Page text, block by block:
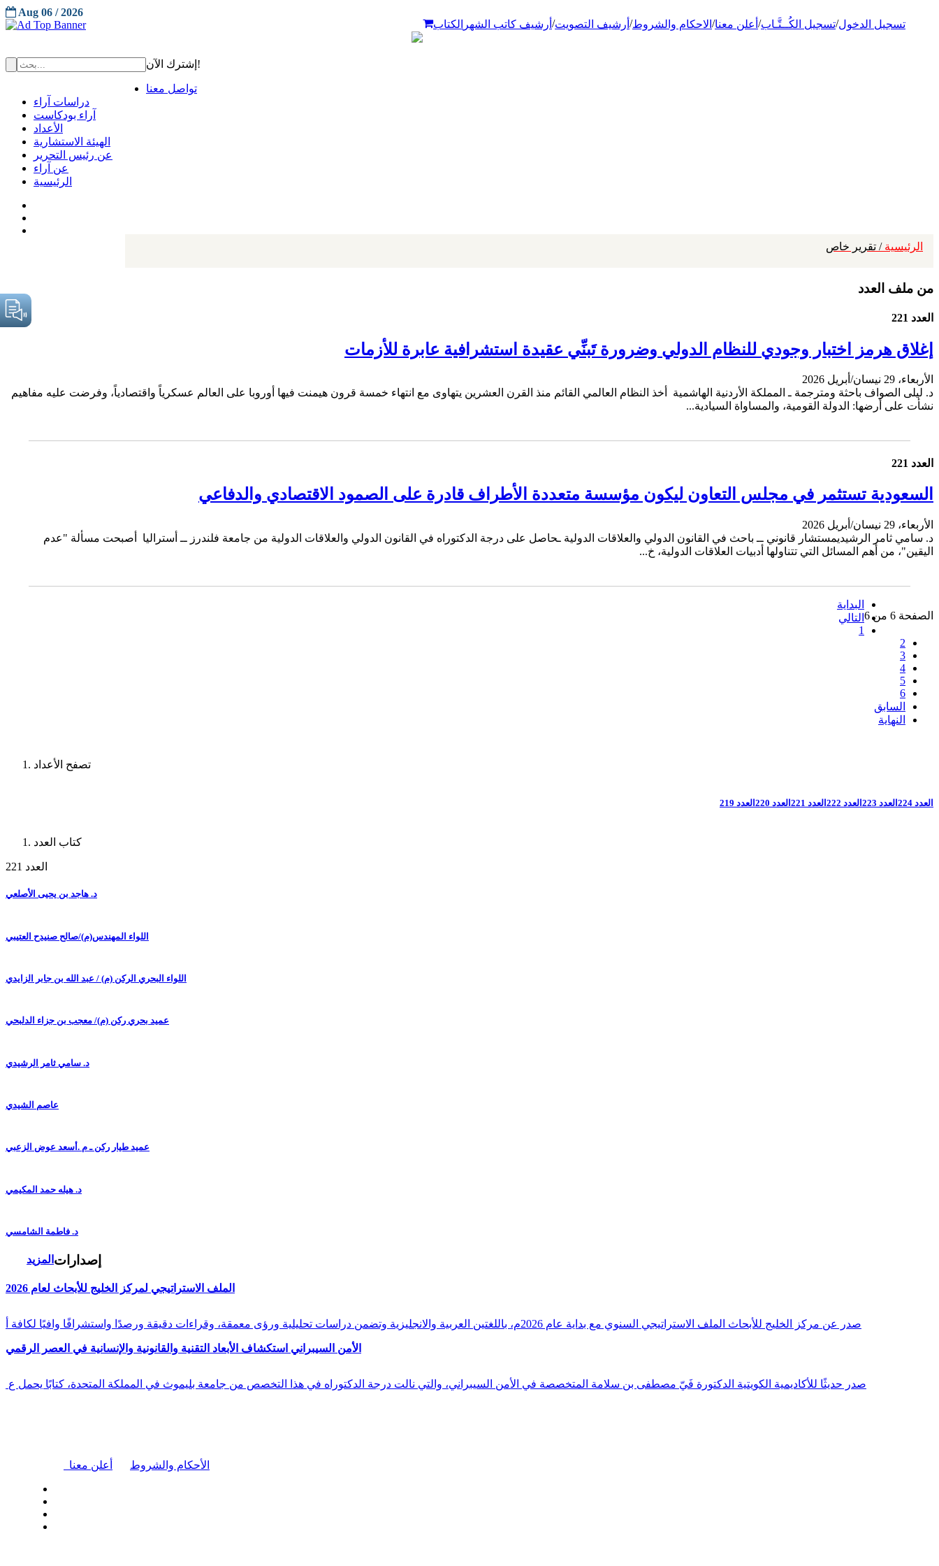
تسجيل الدخول/تسجيل الكُــتَّـاب/ أعلن معنا/ الاحكام والشروط/ أرشيف التصويت/ أرشيف كاتب الشهر الكتاب
Aug 06 / 2026
إشترك الآن!
تواصل معنا
دراسات آراء
آراء بودكاست
الأعداد
الهيئة الاستشارية
عن رئيس التحرير
عن آراء
الرئيسية
الرئيسية / تقرير خاص
من ملف العدد
العدد 221
إغلاق هرمز اختبار وجودي للنظام الدولي وضرورة تَبنِّي عقيدة استشرافية عابرة للأزمات
الأربعاء، 29 نيسان/أبريل 2026
د. ليلى الصواف باحثة ومترجمة ـ المملكة الأردنية الهاشمية أخذ النظام العالمي القائم منذ القرن العشرين يتهاوى مع انتهاء خمسة قرون هيمنت فيها أوروبا على العالم عسكرياً واقتصادياً، وفرضت عليه مفاهيم
نشأت على أرضها: الدولة القومية، والمساواة السيادية...
العدد 221
السعودية تستثمر في مجلس التعاون ليكون مؤسسة متعددة الأطراف قادرة على الصمود الاقتصادي والدفاعي
الأربعاء، 29 نيسان/أبريل 2026
د. سامي ثامر الرشيديمستشار قانوني ــ باحث في القانون الدولي والعلاقات الدولية ـحاصل على درجة الدكتوراه في القانون الدولي والعلاقات الدولية من جامعة فلندرز ــ أستراليا أصبحت مسألة "عدم
اليقين"، من أهم المسائل التي تتناولها أدبيات العلاقات الدولية، خ...
الصفحة 6 من 6
البداية
التالي
1
2
3
4
5
6
السابق
النهاية
تصفح الأعداد
العدد 224 العدد 223 العدد 222 العدد 221 العدد 220 العدد 219
كتاب العدد
العدد 221
د. هاجد بن يحيى الأصلعي
اللواء المهندس(م)/صالح صنيدح العتيبي
اللواء البحري الركن (م) / عبد الله بن جابر الزايدي
عميد بحري ركن (م)/ معجب بن جزاء الدلبحي
د. سامي ثامر الرشيدي
عاصم الشيدي
عميد طيار ركن ـ م .أسعد عوض الزعبي
د. هيله حمد المكيمي
د. فاطمة الشامسي
المزيد إصدارات
الملف الاستراتيجي لمركز الخليج للأبحاث لعام 2026
صدر عن مركز الخليج للأبحاث الملف الاستراتيجي السنوي مع بداية عام 2026م، باللغتين العربية والانجليزية وتضمن دراسات تحليلية ورؤى معمقة، وقراءات دقيقة ورصدًا واستشرافًا وافيًا لكافة أ
الأمن السيبراني استكشاف الأبعاد التقنية والقانونية والإنسانية في العصر الرقمي
صدر حديثًا للأكاديمية الكويتية الدكتورة فَيّ مصطفى بن سلامة المتخصصة في الأمن السيبراني، والتي نالت درجة الدكتوراه في هذا التخصص من جامعة بليموث في المملكة المتحدة، كتابًا يحمل ع
أعلن معنا الأحكام والشروط